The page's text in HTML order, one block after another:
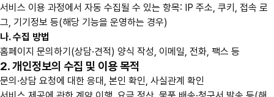
서비스 이용 과정에서 자동 수집될 수 있는 항목: IP 주소, 쿠키, 접속 로
그, 기기정보 등(해당 기능을 운영하는 경우)
나. 수집 방법
홈페이지 문의하기(상담·견적) 양식 작성, 이메일, 전화, 팩스 등
2. 개인정보의 수집 및 이용 목적
문의·상담 요청에 대한 응대, 본인 확인, 사실관계 확인